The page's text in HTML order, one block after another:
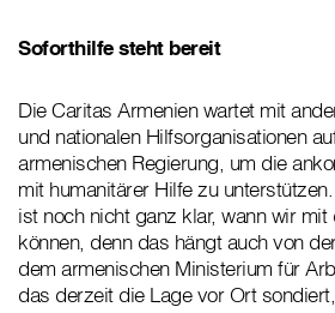
Soforthilfe steht bereit
Die Caritas Armenien wartet mit
und nationalen Hilfsorganisationen
armenischen Regierung, um die
mit humanitärer Hilfe zu
ist noch nicht ganz klar, wann wir mit
können, denn das hängt auch von
dem armenischen Ministerium für
das derzeit die Lage vor Ort